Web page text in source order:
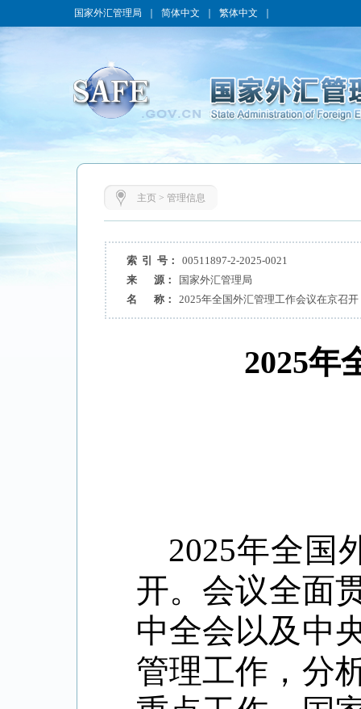
国家外汇管理局 简体中文 繁体中文
主页> 管理信息
索 引 号：
00511897-2-2025-0021
来 源：
国家外汇管理局
名 称：
2025年全国外汇管理工作会议在京召开
2025年
2025年全国
开。会议全面
中全会以及中
管理工作，分